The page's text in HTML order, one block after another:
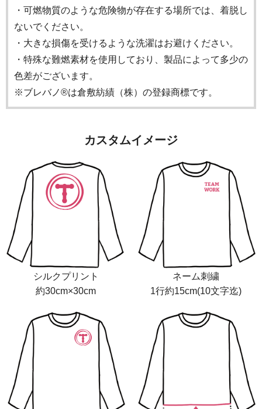
・可燃物質のような危険物が存在する場所では、着脱し
ないでください。
・大きな損傷を受けるような洗濯はお避けください。
・特殊な難燃素材を使用しており、製品によって多少の
色差がございます。
※ブレバノ®は倉敷紡績（株）の登録商標です。
カスタムイメージ
シルクプリント
約30cm×30cm
ネーム刺繍
1行約15cm(10文字迄)